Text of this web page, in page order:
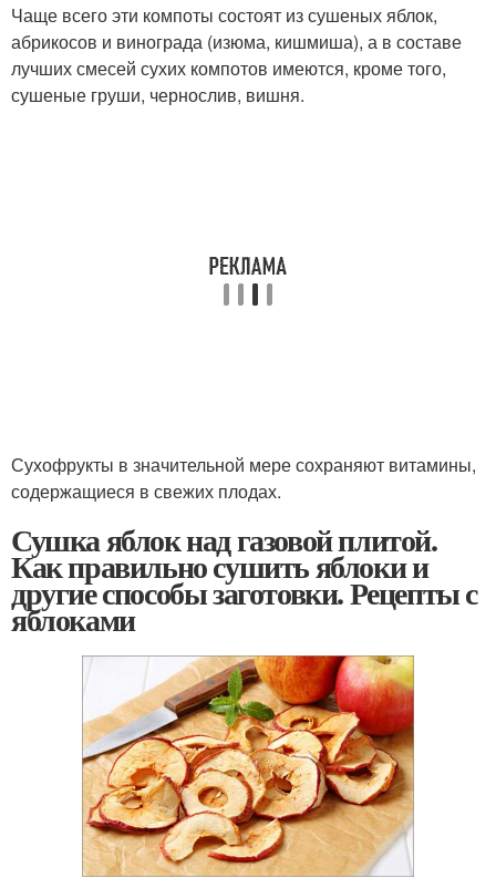
Чаще всего эти компоты состоят из сушеных яблок,
абрикосов и винограда (изюма, кишмиша), а в составе
лучших смесей сухих компотов имеются, кроме того,
сушеные груши, чернослив, вишня.
Сухофрукты в значительной мере сохраняют витамины,
содержащиеся в свежих плодах.
Сушка яблок над газовой плитой.
Как правильно сушить яблоки и
другие способы заготовки. Рецепты с
яблоками